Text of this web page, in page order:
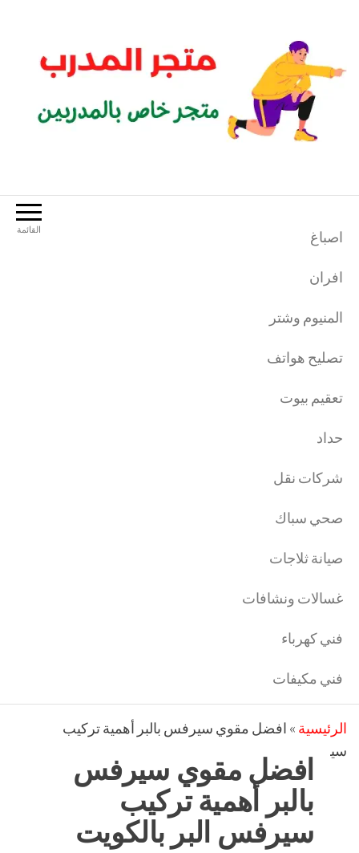
القائمة اصباغ
افران
المنيوم وشتر
تصليح هواتف
تعقيم بيوت
حداد
شركات نقل
صحي سباك
صيانة ثلاجات
غسالات ونشافات
فني كهرباء
فني مكيفات
الرئيسية » افضل مقوي سيرفس بالبر أهمية تركيب
سيرفس البر بالكويت
افضل مقوي سيرفس
بالبر أهمية تركيب
سيرفس البر بالكويت